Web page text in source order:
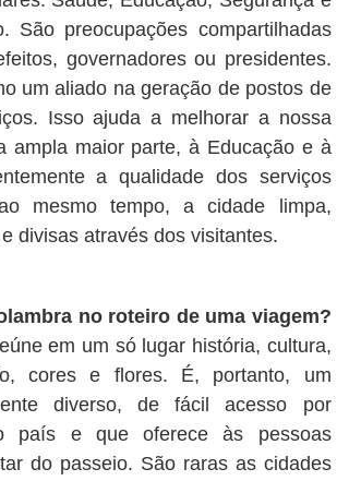
São preocupações compartilhadas
governadores ou presidentes.
um aliado na geração de postos de
Isso ajuda a melhorar a nossa
ampla maior parte, à Educação e à
a qualidade dos serviços
mesmo tempo, a cidade limpa,
divisas através dos visitantes.
no roteiro de uma viagem?
em um só lugar história, cultura,
cores e flores. É, portanto, um
diverso, de fácil acesso por
país e que oferece às pessoas
do passeio. São raras as cidades